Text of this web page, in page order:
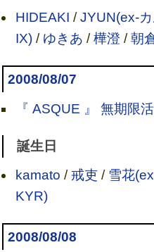
HIDEAKI /JYUN(ex-
IX)/ ゆきあ /樺澄 /朝
2008/08/07
『 ASQUE 』 無期限
誕生日
kamato /戒吏/ 雪花
KYR)
2008/08/08